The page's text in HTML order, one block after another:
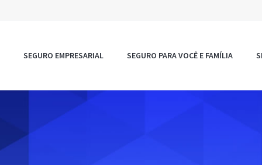
SEGURO EMPRESARIAL SEGURO PARA VOCÊ E FAMÍLIA